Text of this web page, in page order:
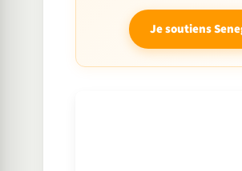
Je soutiens